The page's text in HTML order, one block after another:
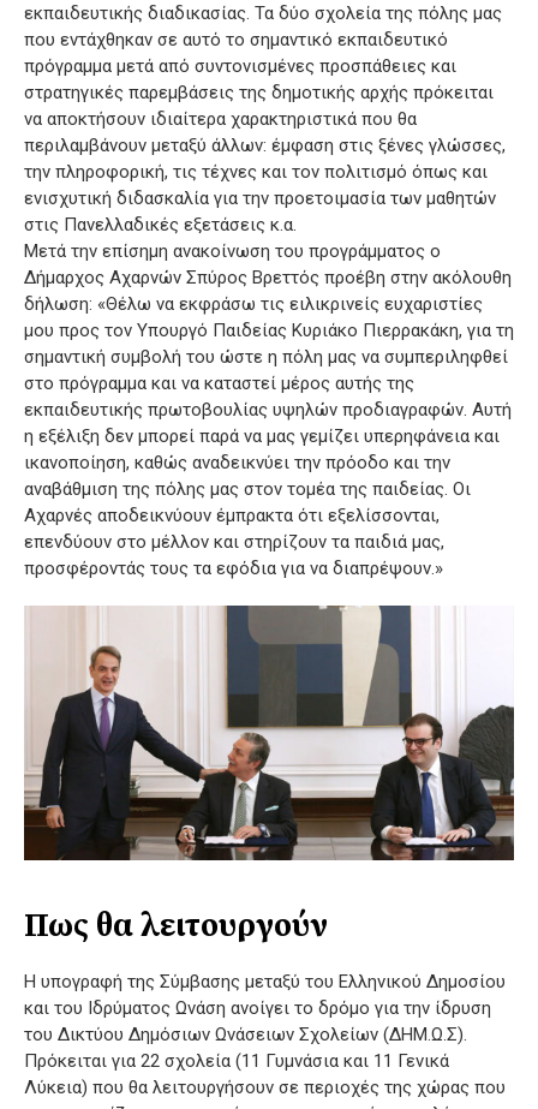
εκπαιδευτικής διαδικασίας. Τα δύο σχολεία της πόλης μας
που εντάχθηκαν σε αυτό το σημαντικό εκπαιδευτικό
πρόγραμμα μετά από συντονισμένες προσπάθειες και
στρατηγικές παρεμβάσεις της δημοτικής αρχής πρόκειται
να αποκτήσουν ιδιαίτερα χαρακτηριστικά που θα
περιλαμβάνουν μεταξύ άλλων: έμφαση στις ξένες γλώσσες,
την πληροφορική, τις τέχνες και τον πολιτισμό όπως και
ενισχυτική διδασκαλία για την προετοιμασία των μαθητών
στις Πανελλαδικές εξετάσεις κ.α.
Μετά την επίσημη ανακοίνωση του προγράμματος ο
Δήμαρχος Αχαρνών Σπύρος Βρεττός προέβη στην ακόλουθη
δήλωση: «Θέλω να εκφράσω τις ειλικρινείς ευχαριστίες
μου προς τον Υπουργό Παιδείας Κυριάκο Πιερρακάκη, για τη
σημαντική συμβολή του ώστε η πόλη μας να συμπεριληφθεί
στο πρόγραμμα και να καταστεί μέρος αυτής της
εκπαιδευτικής πρωτοβουλίας υψηλών προδιαγραφών. Αυτή
η εξέλιξη δεν μπορεί παρά να μας γεμίζει υπερηφάνεια και
ικανοποίηση, καθώς αναδεικνύει την πρόοδο και την
αναβάθμιση της πόλης μας στον τομέα της παιδείας. Οι
Αχαρνές αποδεικνύουν έμπρακτα ότι εξελίσσονται,
επενδύουν στο μέλλον και στηρίζουν τα παιδιά μας,
προσφέροντάς τους τα εφόδια για να διαπρέψουν.»
Πως θα λειτουργούν
Η υπογραφή της Σύμβασης μεταξύ του Ελληνικού Δημοσίου
και του Ιδρύματος Ωνάση ανοίγει το δρόμο για την ίδρυση
του Δικτύου Δημόσιων Ωνάσειων Σχολείων (ΔΗΜ.Ω.Σ).
Πρόκειται για 22 σχολεία (11 Γυμνάσια και 11 Γενικά
Λύκεια) που θα λειτουργήσουν σε περιοχές της χώρας που